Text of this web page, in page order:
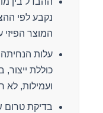
נקבע לפי
המוצר הפיזי
כוללת
ועמילות,
בדיקת טרום